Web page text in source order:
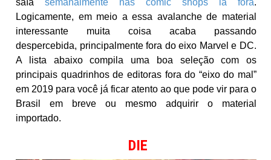
saía semanalmente nas comic shops lá fora.
Logicamente, em meio a essa avalanche de material
interessante muita coisa acaba passando
despercebida, principalmente fora do eixo Marvel e DC.
A lista abaixo compila uma boa seleção com os
principais quadrinhos de editoras fora do “eixo do mal”
em 2019 para você já ficar atento ao que pode vir para o
Brasil em breve ou mesmo adquirir o material
importado.
DIE